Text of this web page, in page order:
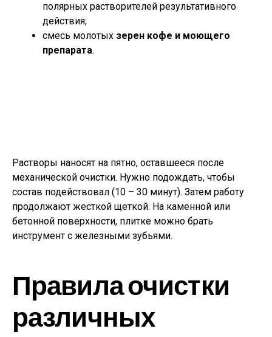
полярных растворителей результативного
действия;
смесь молотых зерен кофе и моющего
препарата.
Растворы наносят на пятно, оставшееся после
механической очистки. Нужно подождать, чтобы
состав подействовал (10 – 30 минут). Затем работу
продолжают жесткой щеткой. На каменной или
бетонной поверхности, плитке можно брать
инструмент с железными зубьями.
Правила очистки
различных